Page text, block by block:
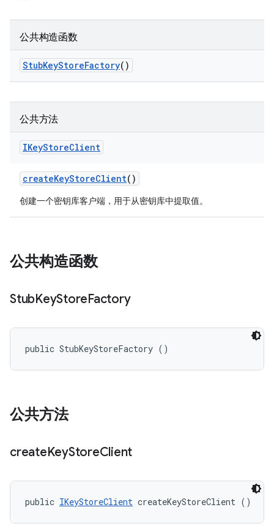
公共构造函数
StubKeyStoreFactory()
公共方法
IKeyStoreClient
createKeyStoreClient()
创建一个密钥库客户端，用于从密钥库中提取值。
公共构造函数
StubKeyStoreFactory
public StubKeyStoreFactory ()
公共方法
createKeyStoreClient
public IKeyStoreClient createKeyStoreClient ()